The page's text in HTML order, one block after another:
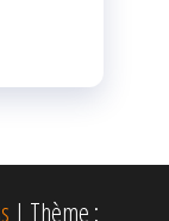
| Thème :